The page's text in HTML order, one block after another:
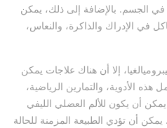
الجسم. بالإضافة إلى ذلك، يمكن
في الإدراك والذاكرة، والنعاس،
إلا أن هناك علاجات يمكن
الأدوية، والتمارين الرياضية،
أن يكون للألم العضلي الليفي
أن تؤدي الطبيعة المزمنة للحالة